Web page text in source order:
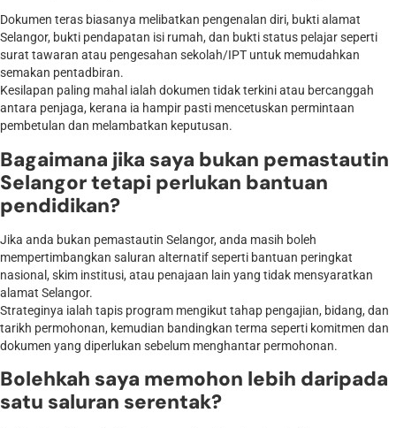
Dokumen teras biasanya melibatkan pengenalan diri, bukti alamat
Selangor, bukti pendapatan isi rumah, dan bukti status pelajar seperti
surat tawaran atau pengesahan sekolah/IPT untuk memudahkan
semakan pentadbiran.
Kesilapan paling mahal ialah dokumen tidak terkini atau bercanggah
antara penjaga, kerana ia hampir pasti mencetuskan permintaan
pembetulan dan melambatkan keputusan.
Bagaimana jika saya bukan pemastautin
Selangor tetapi perlukan bantuan
pendidikan?
Jika anda bukan pemastautin Selangor, anda masih boleh
mempertimbangkan saluran alternatif seperti bantuan peringkat
nasional, skim institusi, atau penajaan lain yang tidak mensyaratkan
alamat Selangor.
Strateginya ialah tapis program mengikut tahap pengajian, bidang, dan
tarikh permohonan, kemudian bandingkan terma seperti komitmen dan
dokumen yang diperlukan sebelum menghantar permohonan.
Bolehkah saya memohon lebih daripada
satu saluran serentak?